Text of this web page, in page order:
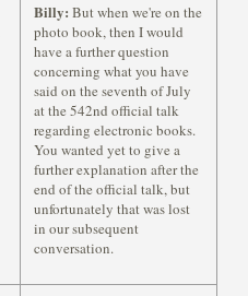
Billy: But when we're on the
photo book, then I would
have a further question
concerning what you have
said on the seventh of July
at the 542nd official talk
regarding electronic books.
You wanted yet to give a
further explanation after the
end of the official talk, but
unfortunately that was lost
in our subsequent
conversation.